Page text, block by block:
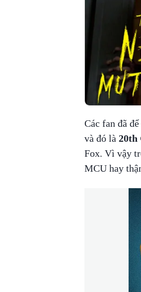
Các fan đã
và đó là 20th
Fox. Vì vậy
MCU hay